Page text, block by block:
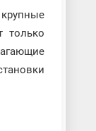
только